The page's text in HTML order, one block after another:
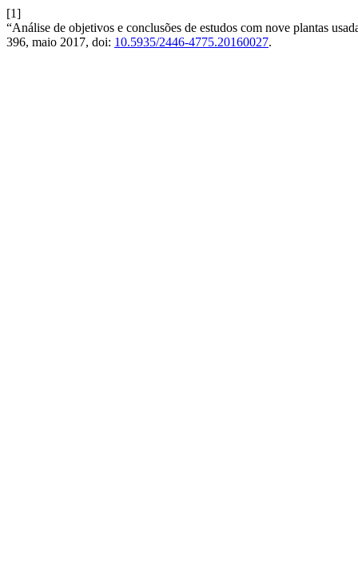
[1]
“Análise de objetivos e conclusões de estudos com nove plantas
396, maio 2017, doi: 10.5935/2446-4775.20160027.